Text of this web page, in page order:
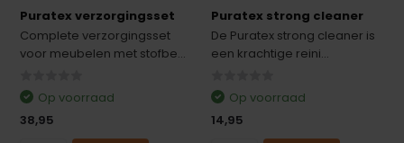
Puratex verzorgingsset
Complete verzorgingsset
voor meubelen met stofbe...
Op voorraad
38,95
Puratex strong cleaner
De Puratex strong cleaner is
een krachtige reini...
Op voorraad
14,95